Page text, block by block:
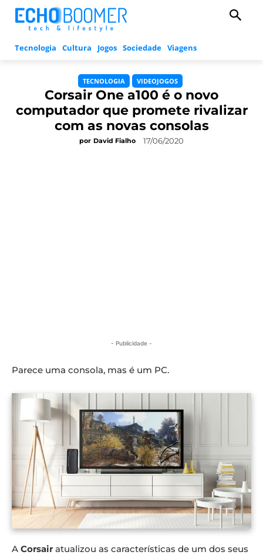
Tecnologia Cultura Jogos Sociedade Viagens
TECNOLOGIA VIDEOJOGOS
Corsair One a100 é o novo
computador que promete rivalizar
com as novas consolas
por David Fialho 17/06/2020
- Publicidade -
Parece uma consola, mas é um PC.
A Corsair atualizou as características de um dos seus